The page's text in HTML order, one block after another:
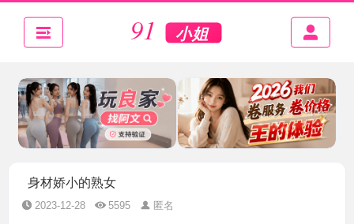
身材娇小的熟女
2023-12-28 5595 匿名